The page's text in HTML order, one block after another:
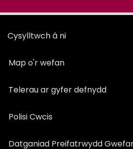
Cysylltwch â ni
Map o'r wefan
Telerau ar gyfer defnydd
Polisi Cwcis
Datganiad Preifatrwydd